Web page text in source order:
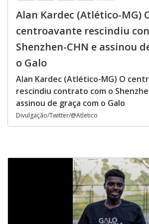
Alan Kardec (Atlético-MG)
centroavante rescindiu
Shenzhen-CHN e assinou
o Galo
Alan Kardec (Atlético-MG) O
rescindiu contrato com o
assinou de graça com o Galo
Divulgação/Twitter/@Atletico